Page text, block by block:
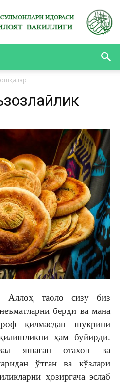
ВИЛОЯТ
Аллоҳ таоло сизу биз
берди ва мана
қилмасдан шукрини
ҳам буйирди.
яшаган отахон ва
ўтган ва кўзлари
ҳозиргача эслаб